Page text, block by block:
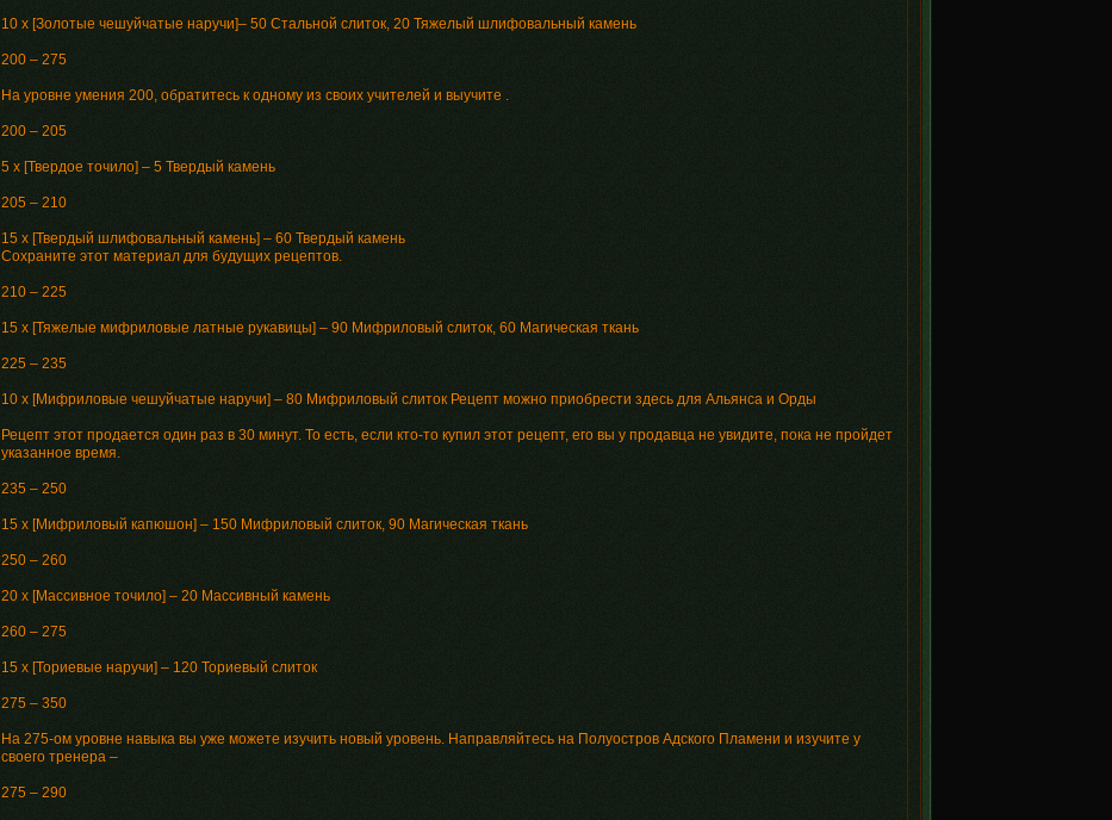
10 x [Золотые чешуйчатые наручи]– 50 Стальной слиток, 20 Тяжелый шлифовальный камень
200 – 275
На уровне умения 200, обратитесь к одному из своих учителей и выучите .
200 – 205
5 x [Твердое точило] – 5 Твердый камень
205 – 210
15 x [Твердый шлифовальный камень] – 60 Твердый камень
Сохраните этот материал для будущих рецептов.
210 – 225
15 x [Тяжелые мифриловые латные рукавицы] – 90 Мифриловый слиток, 60 Магическая ткань
225 – 235
10 x [Мифриловые чешуйчатые наручи] – 80 Мифриловый слиток Рецепт можно приобрести здесь для Альянса и Орды
Рецепт этот продается один раз в 30 минут. То есть, если кто-то купил этот рецепт, его вы у продавца не увидите, пока не пройдет
указанное время.
235 – 250
15 x [Мифриловый капюшон] – 150 Мифриловый слиток, 90 Магическая ткань
250 – 260
20 x [Массивное точило] – 20 Массивный камень
260 – 275
15 x [Ториевые наручи] – 120 Ториевый слиток
275 – 350
На 275-ом уровне навыка вы уже можете изучить новый уровень. Направляйтесь на Полуостров Адского Пламени и изучите у
своего тренера –
275 – 290